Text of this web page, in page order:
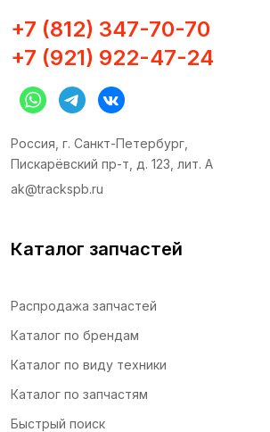
Общее
Органы управления
Предохранители и реле
Светотехника
Отопление и кондиционеры
Соленоиды
Электропроводка
Втулки
Пальцы
Краны
Муфты и адаптеры
Подушки скольжения
+7 (812) 347-70-70
+7 (921) 922-47-24
Россия, г. Санкт-Петербург,
Пискарёвский пр-т, д. 123, лит. А
ak@trackspb.ru
Каталог запчастей
Распродажа запчастей
Каталог по брендам
Каталог по виду техники
Каталог по запчастям
Быстрый поиск